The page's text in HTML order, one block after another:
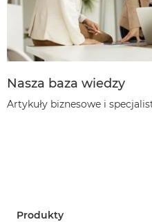
Nasza baza wiedzy
Artykuły biznesowe i
Produkty